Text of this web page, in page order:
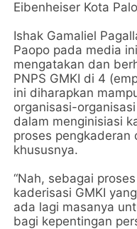
Eibenheiser Kota
Ishak Gamaliel
Paopo pada media
mengatakan dan
PNPS GMKI di 4
ini diharapkan
organisasi-
dalam menginisiasi
proses pengkaderan
khususnya.
“Nah, sebagai
kaderisasi GMKI
ada lagi masanya
bagi kepentingan